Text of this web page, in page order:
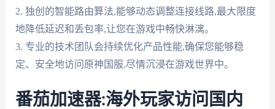
2. 独创的智能路由算法,能够动态调整连接线路,最大限度
地降低延迟和丢包率,让您在游戏中畅快淋漓。
3. 专业的技术团队会持续优化产品性能,确保您能够稳
定、安全地访问原神国服,尽情沉浸在游戏世界中。
番茄加速器:海外玩家访问国内